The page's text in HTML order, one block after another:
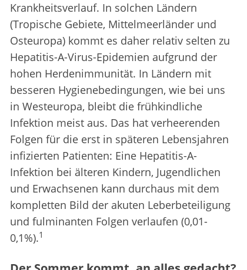
Krankheitsverlauf. In solchen Ländern
(Tropische Gebiete, Mittelmeerländer und
Osteuropa) kommt es daher relativ selten zu
Hepatitis-A-Virus-Epidemien aufgrund der
hohen Herdenimmunität. In Ländern mit
besseren Hygienebedingungen, wie bei uns
in Westeuropa, bleibt die frühkindliche
Infektion meist aus. Das hat verheerenden
Folgen für die erst in späteren Lebensjahren
infizierten Patienten: Eine Hepatitis-A-
Infektion bei älteren Kindern, Jugendlichen
und Erwachsenen kann durchaus mit dem
kompletten Bild der akuten Leberbeteiligung
und fulminanten Folgen verlaufen (0,01-
0,1%).1